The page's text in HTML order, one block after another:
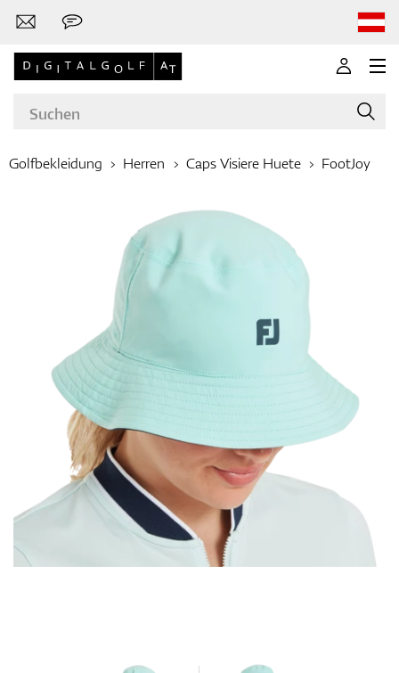
Golfschläger
Bekleidung
Handschuhe
Schuhe
Golfbekleidung Herren Caps Visiere Huete FootJoy